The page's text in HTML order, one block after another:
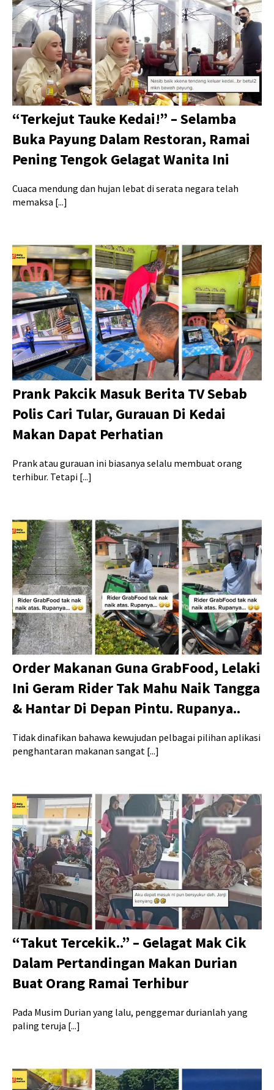
“Terkejut Tauke Kedai!” – Selamba
Buka Payung Dalam Restoran, Ramai
Pening Tengok Gelagat Wanita Ini
Cuaca mendung dan hujan lebat di serata negara telah
memaksa [...]
Prank Pakcik Masuk Berita TV Sebab
Polis Cari Tular, Gurauan Di Kedai
Makan Dapat Perhatian
Prank atau gurauan ini biasanya selalu membuat orang
terhibur. Tetapi [...]
Order Makanan Guna GrabFood, Lelaki
Ini Geram Rider Tak Mahu Naik Tangga
& Hantar Di Depan Pintu. Rupanya..
Tidak dinafikan bahawa kewujudan pelbagai pilihan aplikasi
penghantaran makanan sangat [...]
“Takut Tercekik..” – Gelagat Mak Cik
Dalam Pertandingan Makan Durian
Buat Orang Ramai Terhibur
Pada Musim Durian yang lalu, penggemar durianlah yang
paling teruja [...]